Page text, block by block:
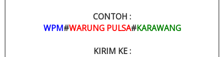
CONTOH :
WPM#WARUNG PULSA#KARAWANG
KIRIM KE :